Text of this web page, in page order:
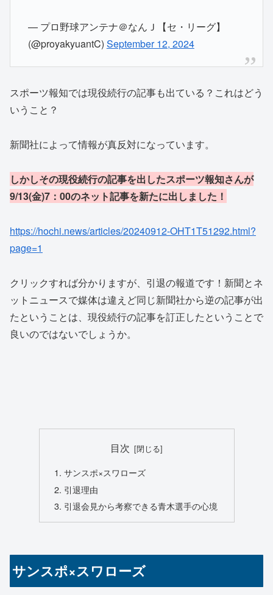
— プロ野球アンテナ＠なんＪ【セ・リーグ】
(@proyakyuantC) September 12, 2024
スポーツ報知では現役続行の記事も出ている？これはどう
いうこと？
新聞社によって情報が真反対になっています。
しかしその現役続行の記事を出したスポーツ報知さんが
9/13(金)7：00のネット記事を新たに出しました！
https://hochi.news/articles/20240912-OHT1T51292.html?
page=1
クリックすれば分かりますが、引退の報道です！新聞とネ
ットニュースで媒体は違えど同じ新聞社から逆の記事が出
たということは、現役続行の記事を訂正したということで
良いのではないでしょうか。
目次
サンスポ×スワローズ
引退理由
引退会見から考察できる青木選手の心境
サンスポ×スワローズ